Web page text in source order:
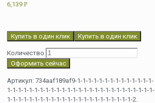
6,139Р
Купить в один клик Купить в один клик
Количество
Оформить сейчас
Артикул:734aaf189af9-1-1-1-1-1-1-1-1-1-1-1-1-1-1-
1-1-1-1-1-1-1-1-1-1-1-1-1-1-1-1-1-1-1-1-1-1-1-1-1-1-1-
1-1-1-1-1-1-1-1-1-1-1-1-1-1-1-1-1-1-1-1-1-1-1-2.